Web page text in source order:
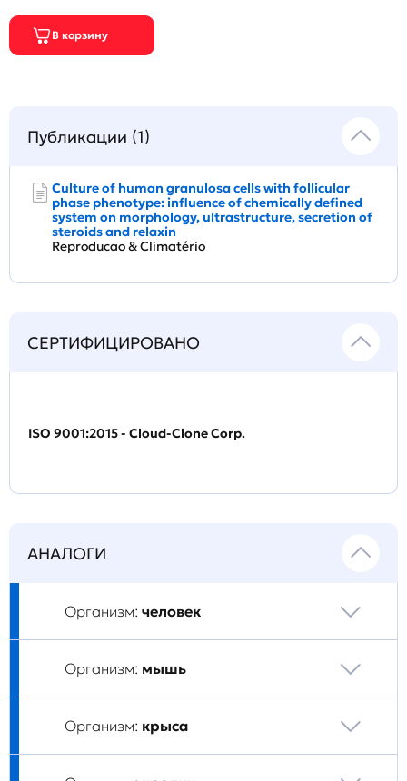
Публикации (1)
Culture of human granulosa cells with follicular
phase phenotype: influence of chemically defined
system on morphology, ultrastructure, secretion of
steroids and relaxin
Reproducao & Climatério
СЕРТИФИЦИРОВАНО
ISO 9001:2015 - Cloud-Clone Corp.
АНАЛОГИ
Организм: человек
Организм: мышь
Организм: крыса